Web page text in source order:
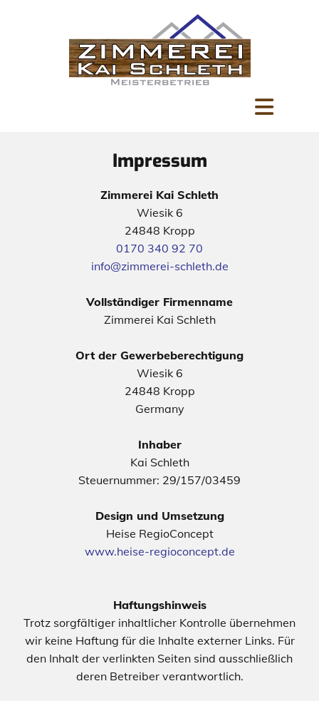
Impressum
Zimmerei Kai Schleth
Wiesik 6
24848 Kropp
0170 340 92 70
info@zimmerei-schleth.de
Vollständiger Firmenname
Zimmerei Kai Schleth
Ort der Gewerbeberechtigung
Wiesik 6
24848 Kropp
Germany
Inhaber
Kai Schleth
Steuernummer: 29/157/03459
Design und Umsetzung
Heise RegioConcept
www.heise-regioconcept.de
Haftungshinweis
Trotz sorgfältiger inhaltlicher Kontrolle übernehmen
wir keine Haftung für die Inhalte externer Links. Für
den Inhalt der verlinkten Seiten sind ausschließlich
deren Betreiber verantwortlich.